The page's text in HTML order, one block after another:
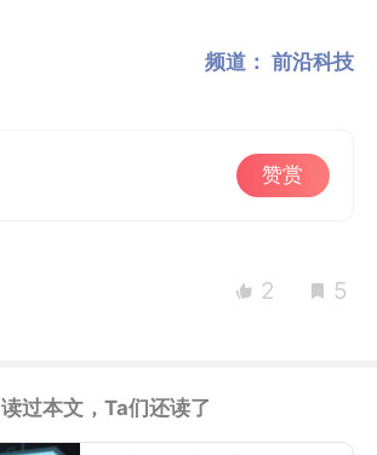
频道： 前沿科技
赞赏
2 5
读过本文，Ta们还读了